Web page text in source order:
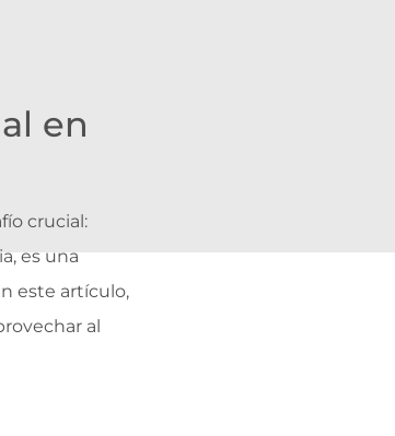
en
crucial:
es una
este artículo,
al